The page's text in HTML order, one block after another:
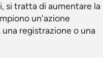
si tratta di aumentare la
un'azione
registrazione o una